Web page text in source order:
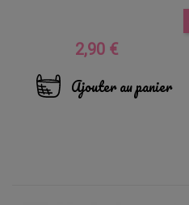
Prix
2,90 €
Ajouter au panier